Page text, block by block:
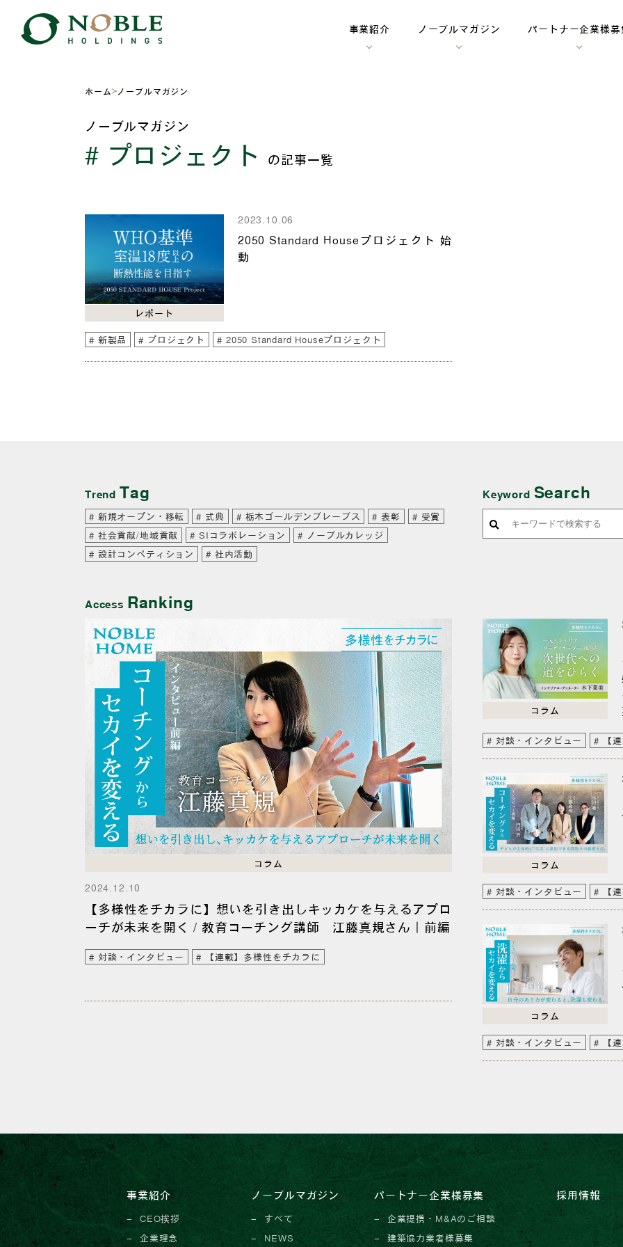
事業紹介 ノーブルマガジン パートナー企業様募
ホーム ノーブルマガジン
ノーブルマガジン
# プロジェクト の記事一覧
レポート
2023.10.06
2050 Standard Houseプロジェクト 始
動
新製品 プロジェクト 2050 Standard Houseプロジェクト
Trend Tag
新規オープン・移転 式典 栃木ゴールデンブレーブス 表彰
受賞
社会貢献/地域貢献
SIコラボレーション
ノーブルカレッジ
設計コンペティション
社内活動
Keyword Search
Access Ranking
コラム
2024.12.10
【多様性をチカラに】想いを引き出しキッカケを与えるアプロ
ーチが未来を開く / 教育コーチング講師 江藤真規さん｜前編
対談・インタビュー 【連載】多様性をチカラに
コラム
対談・インタビュー 【
コラム
対談・インタビュー 【
コラム
対談・インタビュー 【
事業紹介
CEO挨拶
企業理念
ノーブルマガジン
すべて
NEWS
パートナー企業様募集
企業提携・M&Aのご相談
建築協力業者様募集
採用情報